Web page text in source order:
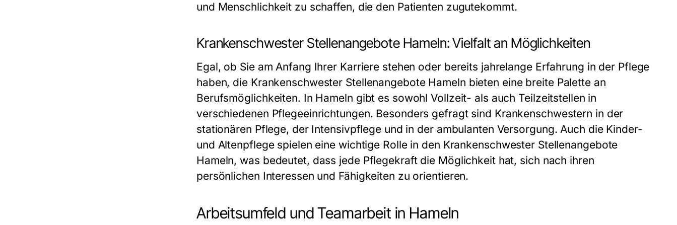
und Menschlichkeit zu schaffen, die den Patienten zugutekommt.
Krankenschwester Stellenangebote Hameln: Vielfalt an Möglichkeiten
Egal, ob Sie am Anfang Ihrer Karriere stehen oder bereits jahrelange Erfahrung in der Pflege
haben, die Krankenschwester Stellenangebote Hameln bieten eine breite Palette an
Berufsmöglichkeiten. In Hameln gibt es sowohl Vollzeit- als auch Teilzeitstellen in
verschiedenen Pflegeeinrichtungen. Besonders gefragt sind Krankenschwestern in der
stationären Pflege, der Intensivpflege und in der ambulanten Versorgung. Auch die Kinder-
und Altenpflege spielen eine wichtige Rolle in den Krankenschwester Stellenangebote
Hameln, was bedeutet, dass jede Pflegekraft die Möglichkeit hat, sich nach ihren
persönlichen Interessen und Fähigkeiten zu orientieren.
Arbeitsumfeld und Teamarbeit in Hameln